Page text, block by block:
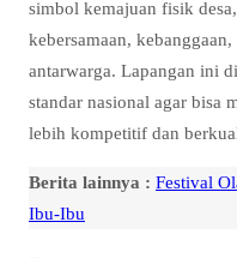
simbol kemajuan fisik
kebersamaan,
antarwarga. Lapangan ini
standar nasional agar bisa
lebih kompetitif dan
Berita lainnya : Festival
Ibu-Ibu